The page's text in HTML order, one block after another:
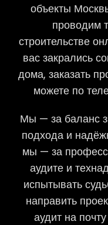
объекты
проводим
строительстве
вас закрались
дома, заказать
можете по
Мы — за баланс
подхода и
мы — за
аудите и
испытывать
направить
аудит на почту